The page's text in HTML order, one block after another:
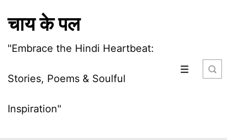
Skip
Content
चाय के पल
"Embrace the Hindi Heartbeat:
Stories, Poems & Soulful
Inspiration"
MENU